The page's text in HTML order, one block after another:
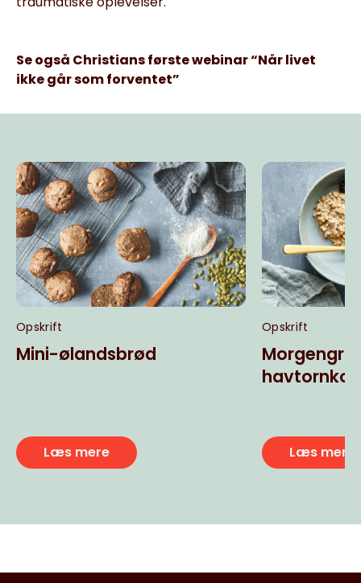
Se også Christians første webinar “Når livet
ikke går som forventet”
Opskrift
Mini-ølandsbrød
Læs mere
Opskrift
Læs mere